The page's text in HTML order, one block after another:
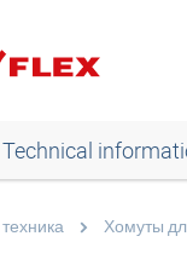
Technical
Хомуты